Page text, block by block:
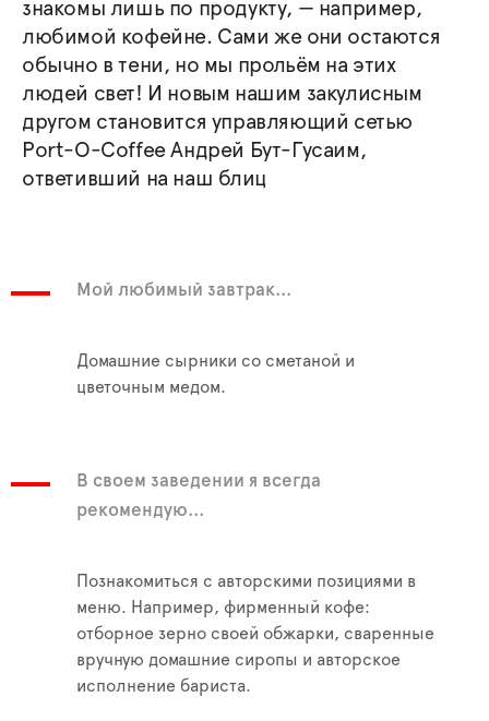
знакомы лишь по продукту, — например,
любимой кофейне. Сами же они остаются
обычно в тени, но мы прольём на этих
людей свет! И новым нашим закулисным
другом становится управляющий сетью
Port-O-Coffee Андрей Бут-Гусаим,
ответивший на наш блиц
Мой любимый завтрак...
Домашние сырники со сметаной и
цветочным медом.
В своем заведении я всегда
рекомендую...
Познакомиться с авторскими позициями в
меню. Например, фирменный кофе:
отборное зерно своей обжарки, сваренные
вручную домашние сиропы и авторское
исполнение бариста.